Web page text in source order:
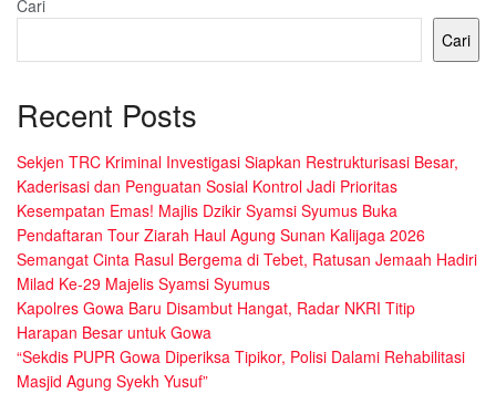
Cari
Cari
Recent Posts
Sekjen TRC Kriminal Investigasi Siapkan Restrukturisasi Besar,
Kaderisasi dan Penguatan Sosial Kontrol Jadi Prioritas
Kesempatan Emas! Majlis Dzikir Syamsi Syumus Buka
Pendaftaran Tour Ziarah Haul Agung Sunan Kalijaga 2026
Semangat Cinta Rasul Bergema di Tebet, Ratusan Jemaah Hadiri
Milad Ke-29 Majelis Syamsi Syumus
Kapolres Gowa Baru Disambut Hangat, Radar NKRI Titip
Harapan Besar untuk Gowa
“Sekdis PUPR Gowa Diperiksa Tipikor, Polisi Dalami Rehabilitasi
Masjid Agung Syekh Yusuf”